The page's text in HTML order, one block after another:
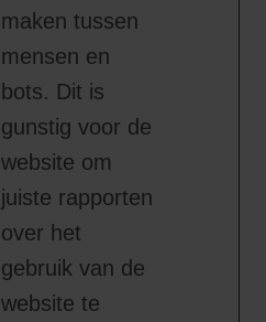
maken tussen
mensen en
bots. Dit is
gunstig voor de
website om
juiste rapporten
over het
gebruik van de
website te